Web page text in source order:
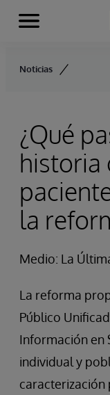
Skip to content
Secciones
Noticias
¿Qué
historia
la
Medio: La
La reforma
Público
Información en
individual y
caracterización